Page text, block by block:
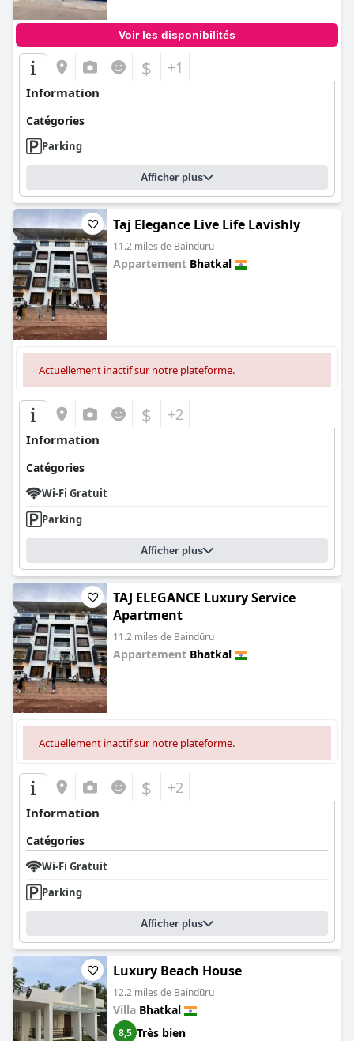
Voir les disponibilités
$ +1
Information
Catégories
Parking
Afficher plus
Taj Elegance Live Life Lavishly
11.2 miles de Baindūru
Appartement Bhatkal
Actuellement inactif sur notre plateforme.
$ +2
Information
Catégories
Wi-Fi Gratuit
Parking
Afficher plus
TAJ ELEGANCE Luxury Service
Apartment
11.2 miles de Baindūru
Appartement Bhatkal
Actuellement inactif sur notre plateforme.
$ +2
Information
Catégories
Wi-Fi Gratuit
Parking
Afficher plus
Luxury Beach House
12.2 miles de Baindūru
Villa Bhatkal
8,5 Très bien